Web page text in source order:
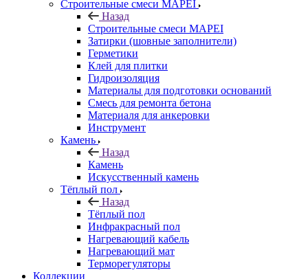
Строительные смеси MAPEI
Назад
Строительные смеси MAPEI
Затирки (шовные заполнители)
Герметики
Клей для плитки
Гидроизоляция
Материалы для подготовки оснований
Смесь для ремонта бетона
Материаля для анкеровки
Инструмент
Камень
Назад
Камень
Искусственный камень
Тёплый пол
Назад
Тёплый пол
Инфракрасный пол
Нагревающий кабель
Нагревающий мат
Терморегуляторы
Коллекции